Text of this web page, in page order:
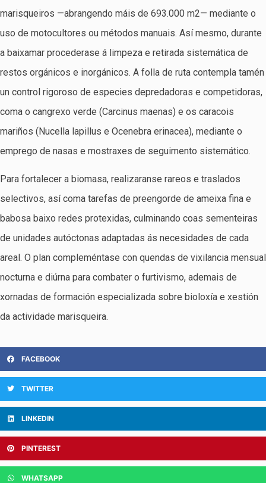
marisqueiros —abrangendo máis de 693.000 m2— mediante o
uso de motocultores ou métodos manuais. Así mesmo, durante
a baixamar procederase á limpeza e retirada sistemática de
restos orgánicos e inorgánicos. A folla de ruta contempla tamén
un control rigoroso de especies depredadoras e competidoras,
coma o cangrexo verde (Carcinus maenas) e os caracois
mariños (Nucella lapillus e Ocenebra erinacea), mediante o
emprego de nasas e mostraxes de seguimento sistemático.
Para fortalecer a biomasa, realizaranse rareos e traslados
selectivos, así coma tarefas de preengorde de ameixa fina e
babosa baixo redes protexidas, culminando coas sementeiras
de unidades autóctonas adaptadas ás necesidades de cada
areal. O plan compleméntase con quendas de vixilancia mensual
nocturna e diúrna para combater o furtivismo, ademais de
xornadas de formación especializada sobre bioloxía e xestión
da actividade marisqueira.
FACEBOOK
TWITTER
LINKEDIN
PINTEREST
WHATSAPP